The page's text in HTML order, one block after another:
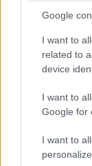
Google
I want to
related to
device
I want to
Google for
I want to
november
Tanács
hogy az
Ukrajna
első
helyezve